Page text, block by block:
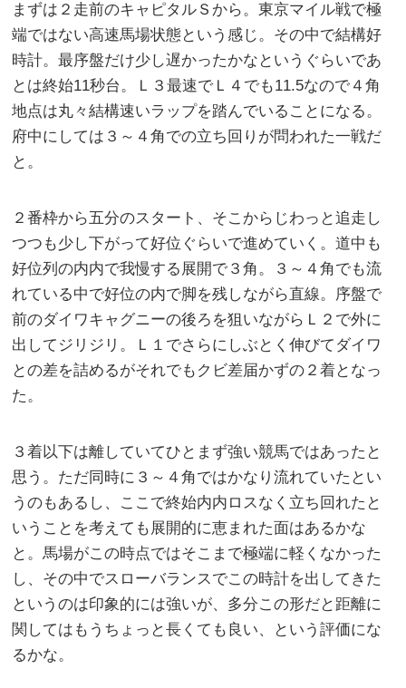
まずは２走前のキャピタルＳから。東京マイル戦で極
端ではない高速馬場状態という感じ。その中で結構好
時計。最序盤だけ少し遅かったかなというぐらいであ
とは終始11秒台。Ｌ３最速でＬ４でも11.5なので４角
地点は丸々結構速いラップを踏んでいることになる。
府中にしては３～４角での立ち回りが問われた一戦だ
と。
２番枠から五分のスタート、そこからじわっと追走し
つつも少し下がって好位ぐらいで進めていく。道中も
好位列の内内で我慢する展開で３角。３～４角でも流
れている中で好位の内で脚を残しながら直線。序盤で
前のダイワキャグニーの後ろを狙いながらＬ２で外に
出してジリジリ。Ｌ１でさらにしぶとく伸びてダイワ
との差を詰めるがそれでもクビ差届かずの２着となっ
た。
３着以下は離していてひとまず強い競馬ではあったと
思う。ただ同時に３～４角ではかなり流れていたとい
うのもあるし、ここで終始内内ロスなく立ち回れたと
いうことを考えても展開的に恵まれた面はあるかな
と。馬場がこの時点ではそこまで極端に軽くなかった
し、その中でスローバランスでこの時計を出してきた
というのは印象的には強いが、多分この形だと距離に
関してはもうちょっと長くても良い、という評価にな
るかな。